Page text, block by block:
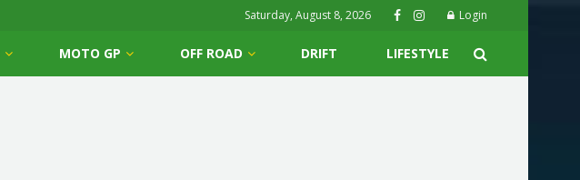
Saturday, August 8, 2026 Login
MOTO GP OFF ROAD DRIFT LIFESTYLE